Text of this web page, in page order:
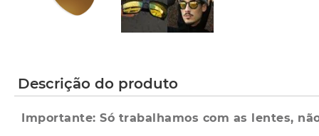
Descrição do produto
Importante: Só trabalhamos com as lentes,